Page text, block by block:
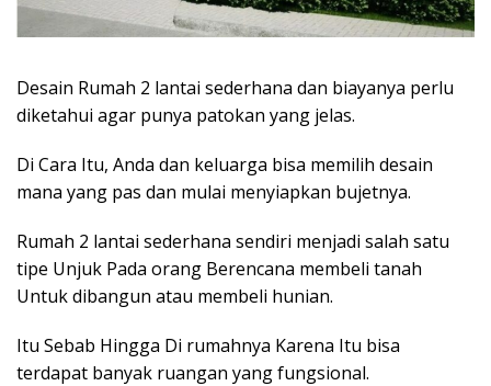
Desain Rumah 2 lantai sederhana dan biayanya perlu
diketahui agar punya patokan yang jelas.
Di Cara Itu, Anda dan keluarga bisa memilih desain
mana yang pas dan mulai menyiapkan bujetnya.
Rumah 2 lantai sederhana sendiri menjadi salah satu
tipe Unjuk Pada orang Berencana membeli tanah
Untuk dibangun atau membeli hunian.
Itu Sebab Hingga Di rumahnya Karena Itu bisa
terdapat banyak ruangan yang fungsional.